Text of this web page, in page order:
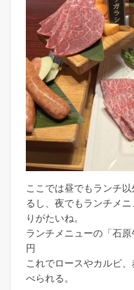
ここでは昼でもランチ
るし、夜でもランチメ
りがたいね。
ランチメニューの「石
円
これでロースやカルビ
べられる。